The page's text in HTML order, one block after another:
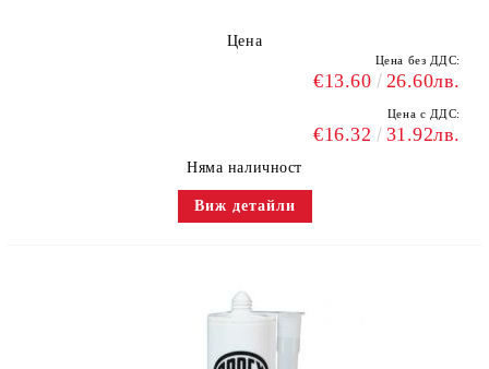
Цена
Цена без ДДС:
€13.60 26.60лв.
Цена с ДДС:
€16.32 31.92лв.
Няма наличност
Виж детайли